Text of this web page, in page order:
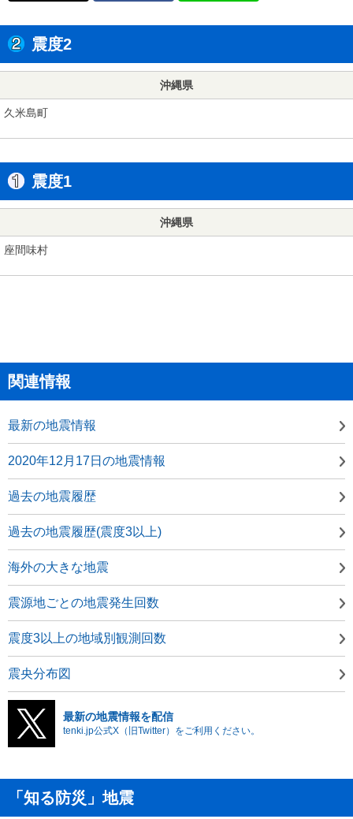
震度2
沖縄県
久米島町
震度1
沖縄県
座間味村
関連情報
最新の地震情報
2020年12月17日の地震情報
過去の地震履歴
過去の地震履歴(震度3以上)
海外の大きな地震
震源地ごとの地震発生回数
震度3以上の地域別観測回数
震央分布図
最新の地震情報を配信
tenki.jp公式X（旧Twitter）をご利用ください。
「知る防災」地震